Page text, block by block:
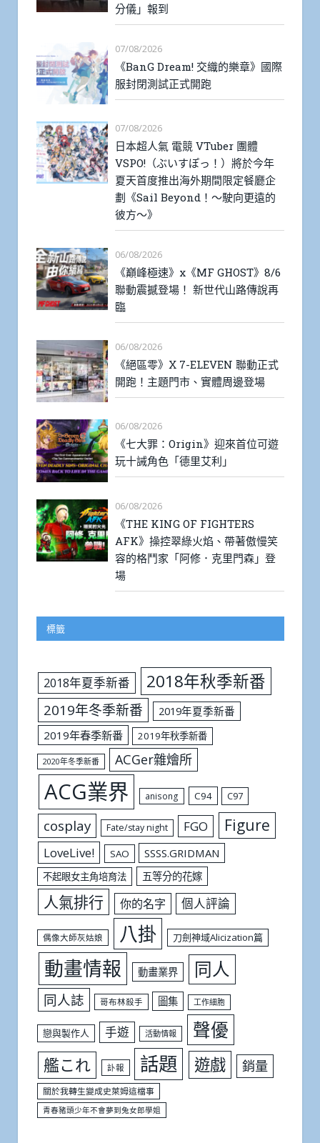
分儀」報到
07/08/2026
《BanG Dream! 交織的樂章》國際
服封閉測試正式開跑
07/08/2026
日本超人氣 電競 VTuber 團體
VSPO!（ぶいすぽっ！）將於今年
夏天首度推出海外期間限定餐廳企
劃《Sail Beyond！～駛向更遠的
彼方～》
06/08/2026
《巔峰極速》x《MF GHOST》8/6
聯動震撼登場！ 新世代山路傳說再
臨
06/08/2026
《絕區零》X 7-ELEVEN 聯動正式
開跑！主題門市、實體周邊登場
06/08/2026
《七大罪：Origin》迎來首位可遊
玩十誡角色「德里艾利」
06/08/2026
《THE KING OF FIGHTERS
AFK》操控翠綠火焰、帶著傲慢笑
容的格鬥家「阿修．克里門森」登
場
標籤
2018年夏季新番 2018年秋季新番
2019年冬季新番
2019年夏季新番
2019年春季新番
2019年秋季新番
2020年冬季新番 ACGer雜燴所
ACG業界 anisong C94 C97
cosplay Fate/stay night FGO Figure
LoveLive! SAO SSSS.GRIDMAN
不起眼女主角培育法 五等分的花嫁
人氣排行 你的名字 個人評論
偶像大師灰姑娘 八掛 刀劍神域Alicization篇
動畫情報 動畫業界 同人
同人誌 哥布林殺手 圖集 工作細胞
戀與製作人 手遊 活動情報 聲優
艦これ 訃報 話題 遊戲 銷量
關於我轉生變成史萊姆這檔事
青春豬頭少年不會夢到兔女郎學姐